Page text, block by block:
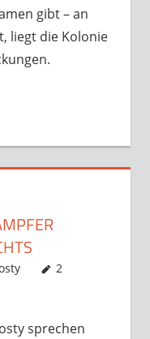
gibt – an
liegt die Kolonie
2
sprechen